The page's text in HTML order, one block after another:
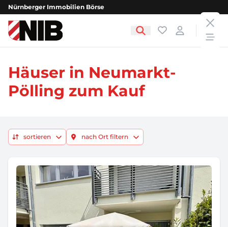
Nürnberger Immobilien Börse
NIB - Nürnberger Immobilien Börse Favoriten
Login
Häuser in Neumarkt-
Pölling zum Kauf
sortieren nach Ort filtern